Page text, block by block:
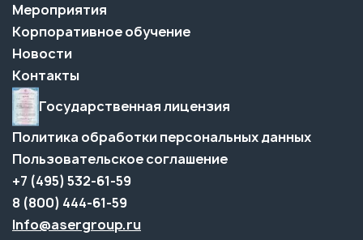
Мероприятия
Корпоративное обучение
Новости
Контакты
Государственная лицензия
Политика обработки персональных данных
Пользовательское соглашение
+7 (495) 532-61-59
8 (800) 444-61-59
Info@asergroup.ru